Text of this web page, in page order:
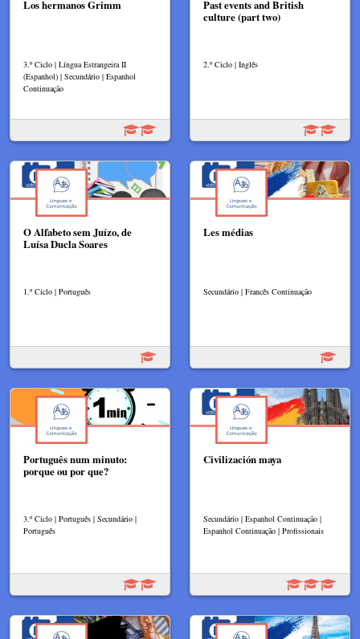
Los hermanos Grimm
3.º Ciclo | Língua Estrangeira II
(Espanhol) | Secundário | Espanhol
Continuação
Past events and British
culture (part two)
2.º Ciclo | Inglês
O Alfabeto sem Juízo, de
Luísa Ducla Soares
1.º Ciclo | Português
Les médias
Secundário | Francês Continuação
Português num minuto:
porque ou por que?
3.º Ciclo | Português | Secundário |
Português
Civilización maya
Secundário | Espanhol Continuação |
Espanhol Continuação | Profissionais